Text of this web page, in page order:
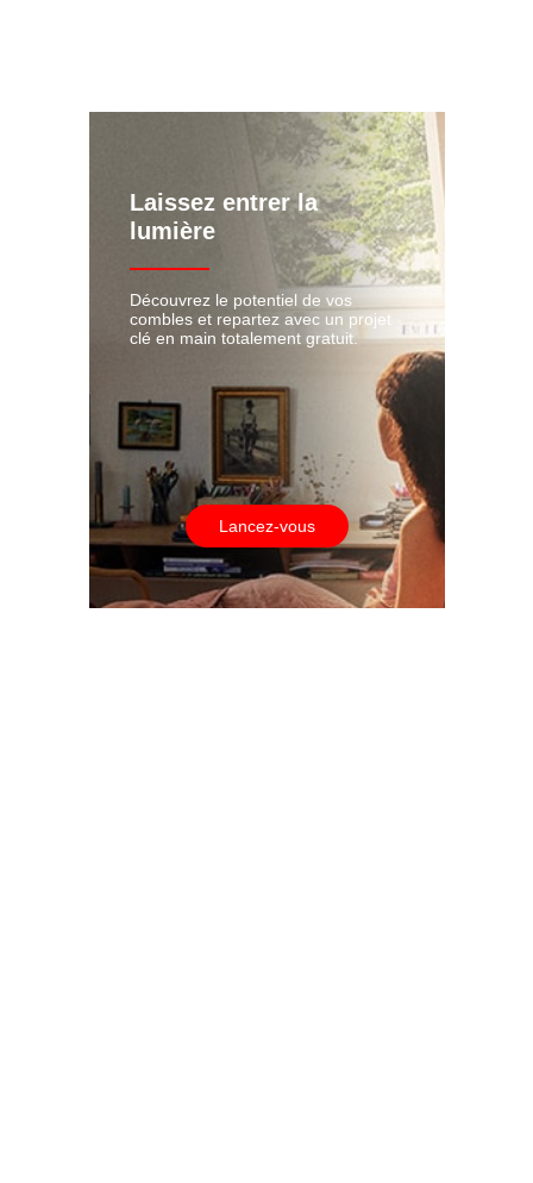
Laissez entrer la
lumière
Découvrez le potentiel de vos
combles et repartez avec un projet
clé en main totalement gratuit.
Lancez-vous